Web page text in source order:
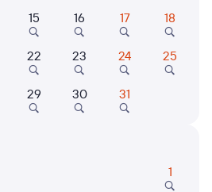
Выберите дату
7,4
12:26
6 ч 16 м в пути
Маршрут
15 16 17 18
22 23 24 25
29 30 31
1